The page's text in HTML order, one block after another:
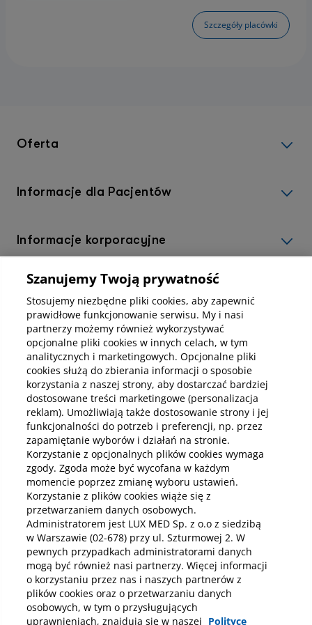
Szczegóły placówki
Oferta
Informacje dla Pacjentów
Informacje korporacyjne
Kup abonamenty online
Kup online
Pobierz aplikację mobilną
Szanujemy Twoją prywatność
Stosujemy niezbędne pliki cookies, aby zapewnić
prawidłowe funkcjonowanie serwisu. My i nasi
partnerzy możemy również wykorzystywać
opcjonalne pliki cookies w innych celach, w tym
analitycznych i marketingowych. Opcjonalne pliki
cookies służą do zbierania informacji o sposobie
korzystania z naszej strony, aby dostarczać bardziej
dostosowane treści marketingowe (personalizacja
reklam). Umożliwiają także dostosowanie strony i jej
funkcjonalności do potrzeb i preferencji, np. przez
zapamiętanie wyborów i działań na stronie.
Korzystanie z opcjonalnych plików cookies wymaga
zgody. Zgoda może być wycofana w każdym
momencie poprzez zmianę wyboru ustawień.
Korzystanie z plików cookies wiąże się z
przetwarzaniem danych osobowych.
Administratorem jest LUX MED Sp. z o.o z siedzibą
w Warszawie (02-678) przy ul. Szturmowej 2. W
pewnych przypadkach administratorami danych
mogą być również nasi partnerzy. Więcej informacji
o korzystaniu przez nas i naszych partnerów z
plików cookies oraz o przetwarzaniu danych
osobowych, w tym o przysługujących
uprawnieniach, znajdują się w naszej Polityce